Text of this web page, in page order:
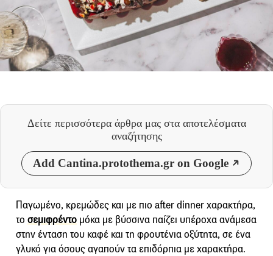
Δείτε περισσότερα άρθρα μας στα αποτελέσματα
αναζήτησης
Add Cantina.protothema.gr on Google
Παγωμένο, κρεμώδες και με πιο after dinner χαρακτήρα,
το σεμιφρέντο μόκα με βύσσινα παίζει υπέροχα ανάμεσα
στην ένταση του καφέ και τη φρουτένια οξύτητα, σε ένα
γλυκό για όσους αγαπούν τα επιδόρπια με χαρακτήρα.